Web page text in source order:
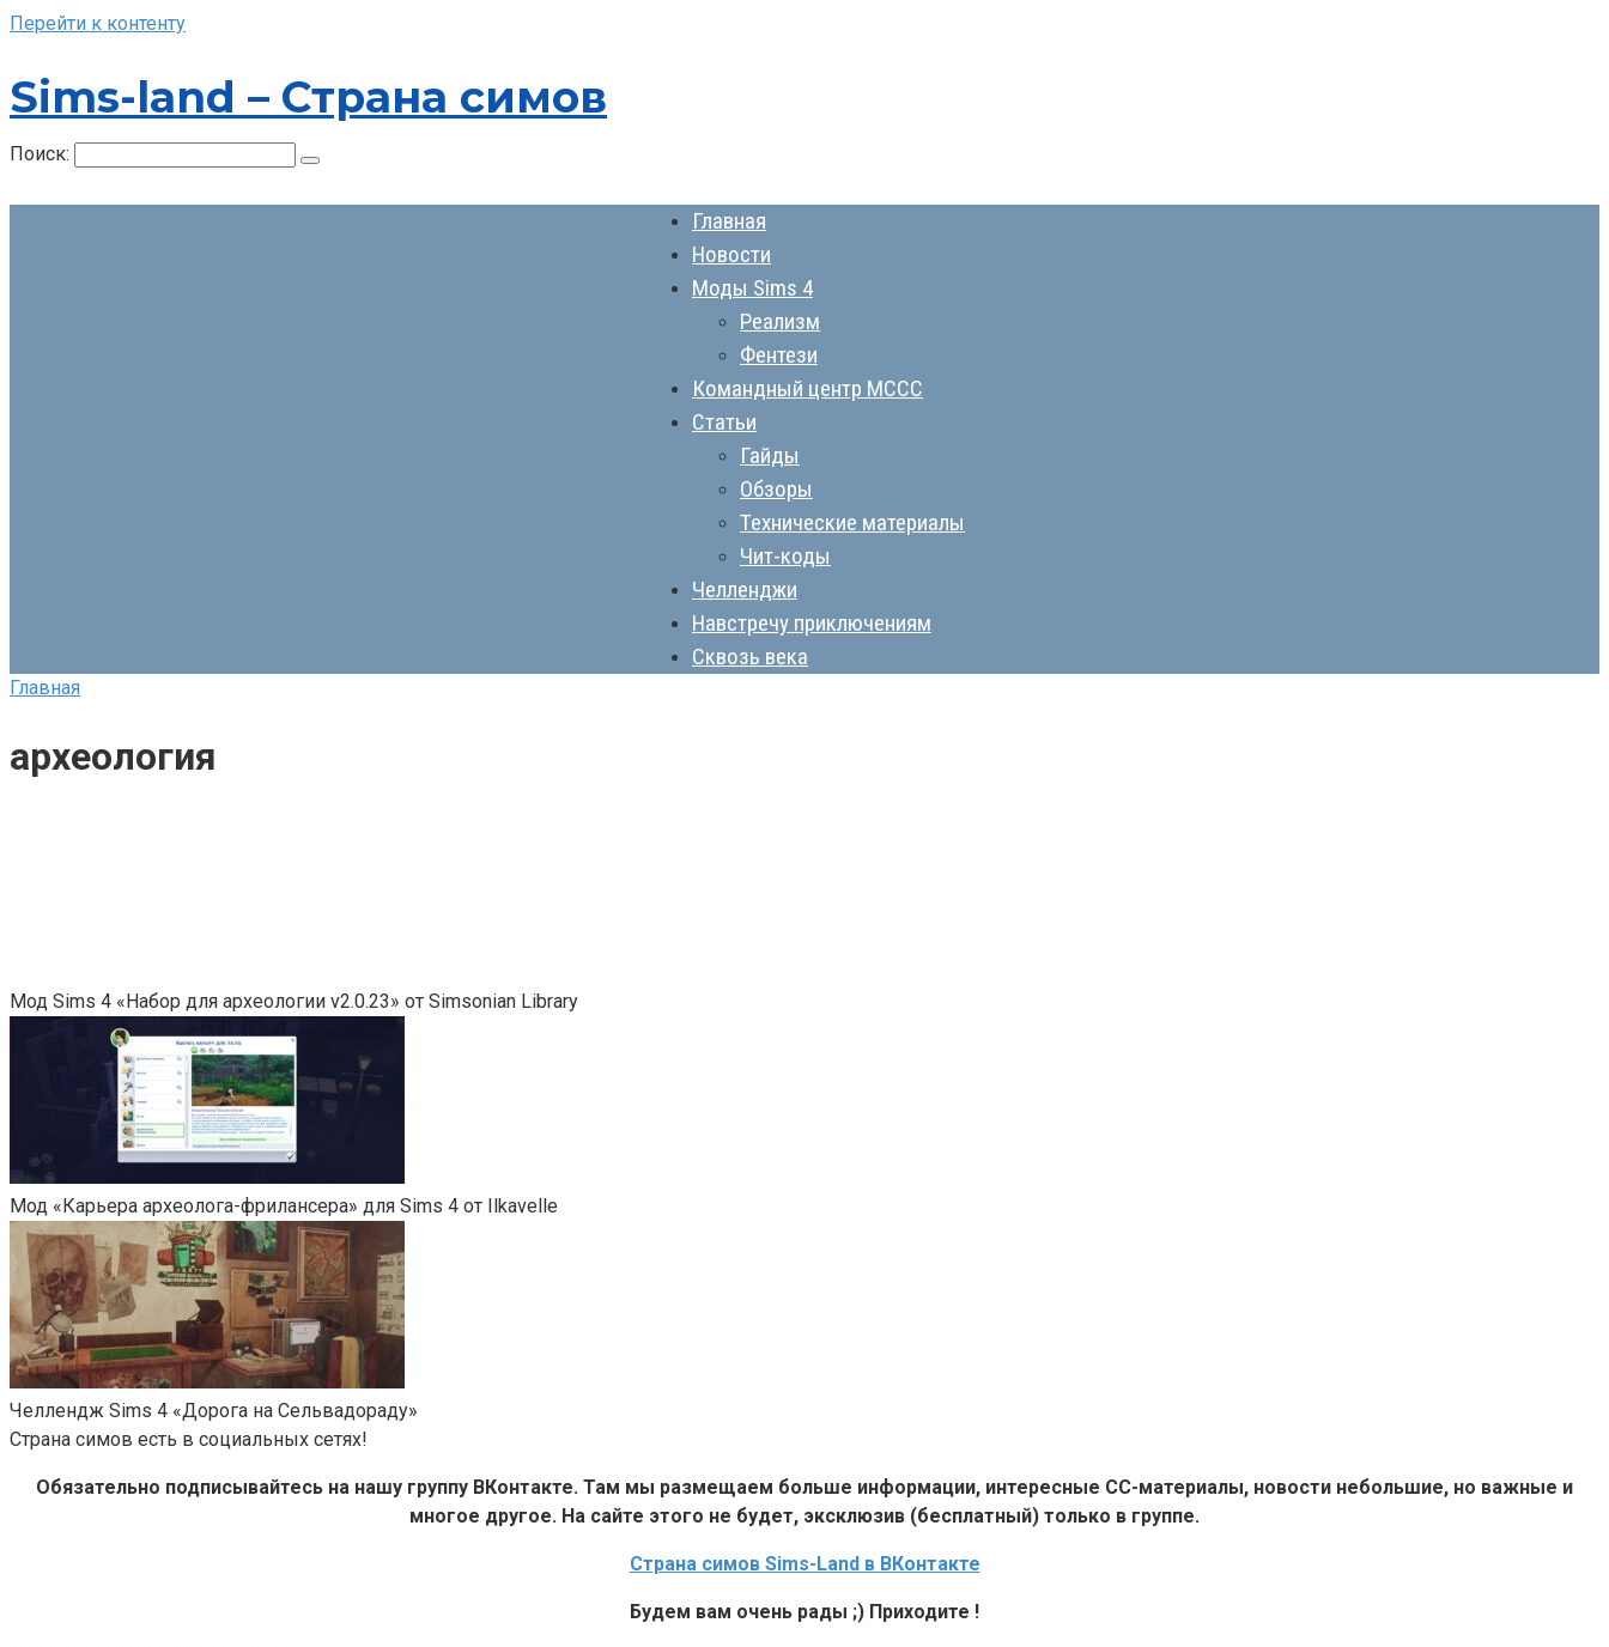
Перейти к контенту
Sims-land – Страна симов
Поиск:
Главная
Новости
Моды Sims 4
Реализм
Фентези
Командный центр MCCC
Статьи
Гайды
Обзоры
Технические материалы
Чит-коды
Челленджи
Навстречу приключениям
Сквозь века
Главная
археология
Мод Sims 4 «Набор для археологии v2.0.23» от Simsonian Library
Мод «Карьера археолога-фрилансера» для Sims 4 от Ilkavelle
Челлендж Sims 4 «Дорога на Сельвадораду»
Страна симов есть в социальных сетях!
Обязательно подписывайтесь на нашу группу ВКонтакте. Там мы размещаем больше информации, интересные СС-материалы, новости небольшие, но важные и
многое другое. На сайте этого не будет, эксклюзив (бесплатный) только в группе.
Страна симов Sims-Land в ВКонтакте
Будем вам очень рады ;) Приходите !